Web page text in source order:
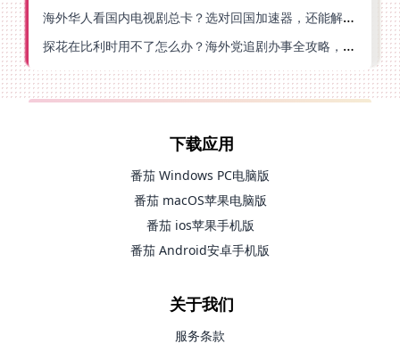
海外华人看国内电视剧总卡？选对回国加速器，还能解决菲律宾打不开反诈中心的问题
探花在比利时用不了怎么办？海外党追剧办事全攻略，选对加速器就够了
下载应用
番茄 Windows PC电脑版
番茄 macOS苹果电脑版
番茄 ios苹果手机版
番茄 Android安卓手机版
关于我们
服务条款